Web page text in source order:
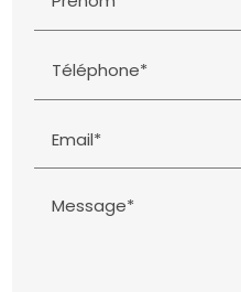
Téléphone*
Email*
Message*